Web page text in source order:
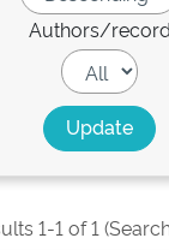
Authors/record
1-1 of 1